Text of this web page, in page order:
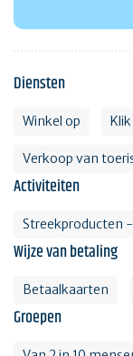
Diensten
Winkel op
Verkoop van
Activiteiten
Streekproducten
Wijze van betaling
Betaalkaarten
Groepen